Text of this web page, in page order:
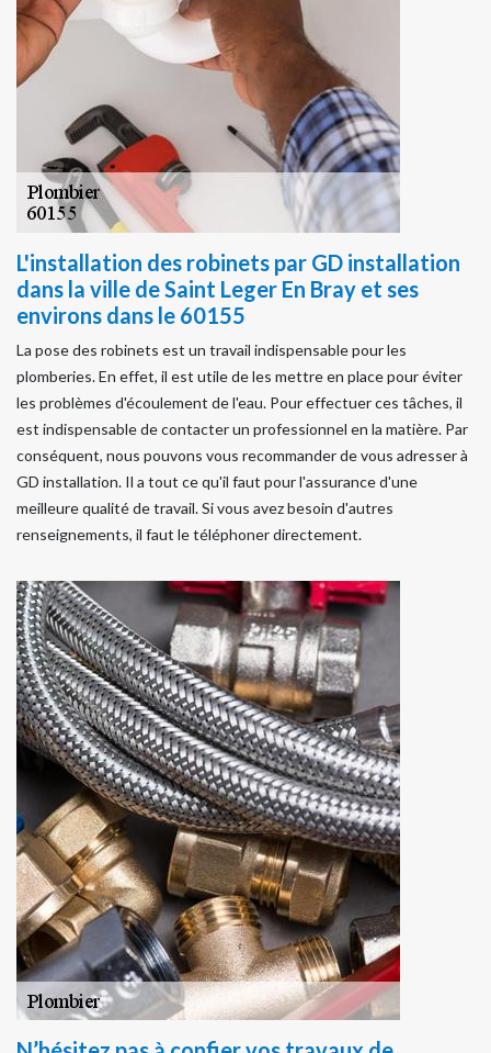
L'installation des robinets par GD installation
dans la ville de Saint Leger En Bray et ses
environs dans le 60155
La pose des robinets est un travail indispensable pour les
plomberies. En effet, il est utile de les mettre en place pour éviter
les problèmes d'écoulement de l'eau. Pour effectuer ces tâches, il
est indispensable de contacter un professionnel en la matière. Par
conséquent, nous pouvons vous recommander de vous adresser à
GD installation. Il a tout ce qu'il faut pour l'assurance d'une
meilleure qualité de travail. Si vous avez besoin d'autres
renseignements, il faut le téléphoner directement.